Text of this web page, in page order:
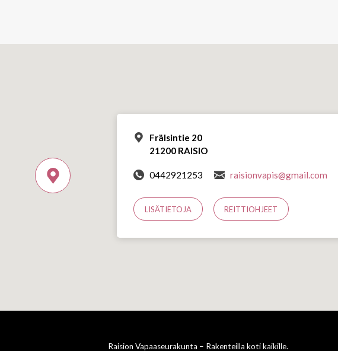
Frälsintie 20
21200 RAISIO
0442921253 raisionvapis@gmail.com
LISÄTIETOJA REITTIOHJEET
Raision Vapaaseurakunta – Rakenteilla koti kaikille.